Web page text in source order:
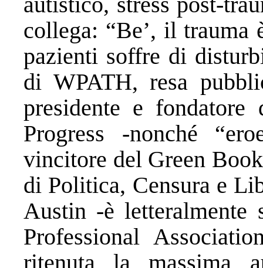
collega: “Be’, il
pazienti soffre di
di WPATH, resa
presidente e
Progress -nonché
vincitore del Green
di Politica, Censura e
Austin -è letteralmente
Professional
ritenuta la massima